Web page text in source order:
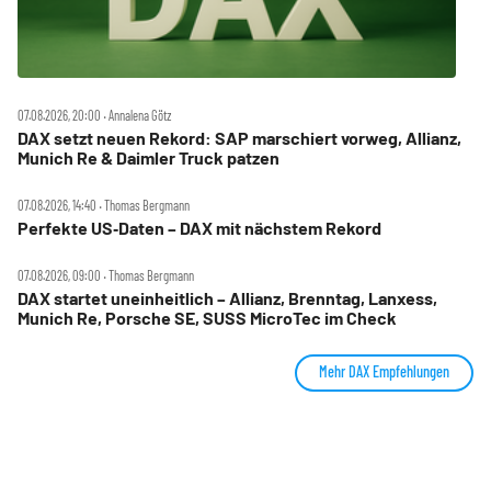
07.08.2026, 20:00 ‧ Annalena Götz
DAX setzt neuen Rekord: SAP marschiert vorweg, Allianz,
Munich Re & Daimler Truck patzen
07.08.2026, 14:40 ‧ Thomas Bergmann
Perfekte US‑Daten – DAX mit nächstem Rekord
07.08.2026, 09:00 ‧ Thomas Bergmann
DAX startet uneinheitlich – Allianz, Brenntag, Lanxess,
Munich Re, Porsche SE, SUSS MicroTec im Check
Mehr DAX Empfehlungen